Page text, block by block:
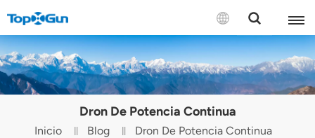
CONTÁCTENOS
English
Español
Dron De Potencia Continua
Inicio Blog Dron De Potencia Continua